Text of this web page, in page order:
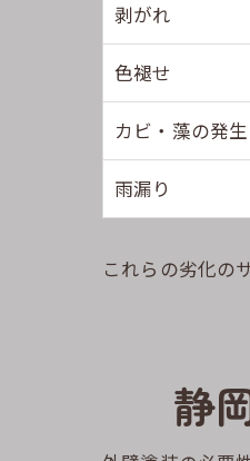
剥がれ
色褪せ
カビ・藻の発生
雨漏り
これらの劣化の
静